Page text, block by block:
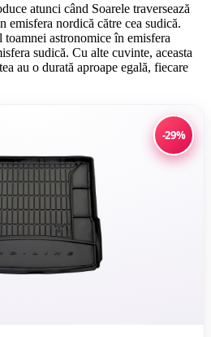
atunci când Soarele traversează
emisfera nordică către cea sudică.
toamnei astronomice în emisfera
sudică. Cu alte cuvinte, aceasta
au o durată aproape egală, fiecare
-29%